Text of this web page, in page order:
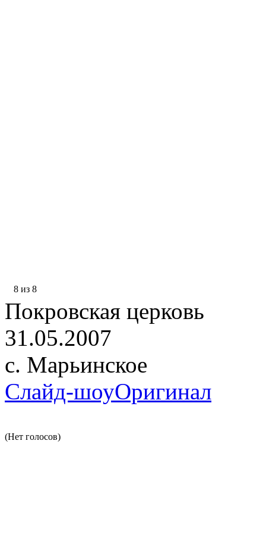
8 из 8
Покровская церковь
31.05.2007
с. Марьинское
Слайд-шоуОригинал
(Нет голосов)